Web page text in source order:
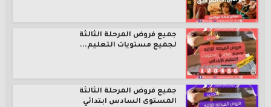
جميع فروض المرحلة الثالثة
لجميع مستويات التعليم...
جميع فروض المرحلة الثالثة
المستوى السادس ابتدائي